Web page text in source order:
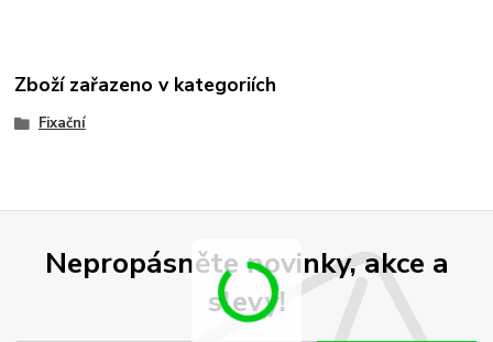
Zboží zařazeno v kategoriích
Fixační
Nepropásněte novinky, akce a
slevy!